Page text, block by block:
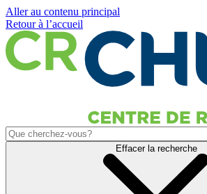
Aller au contenu principal
Retour à l’accueil
Effacer la recherche